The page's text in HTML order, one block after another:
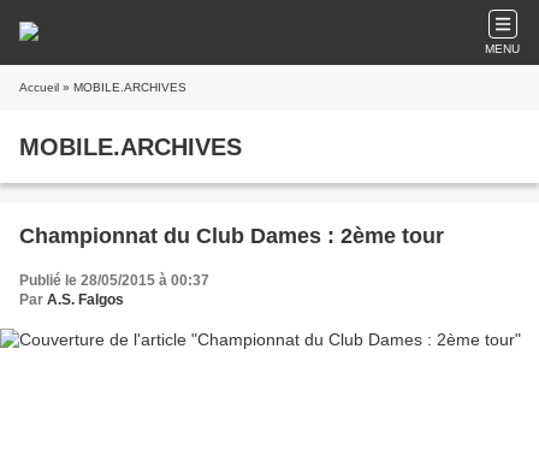
MENU
Accueil » MOBILE.ARCHIVES
MOBILE.ARCHIVES
Championnat du Club Dames : 2ème tour
Publié le 28/05/2015 à 00:37
Par A.S. Falgos